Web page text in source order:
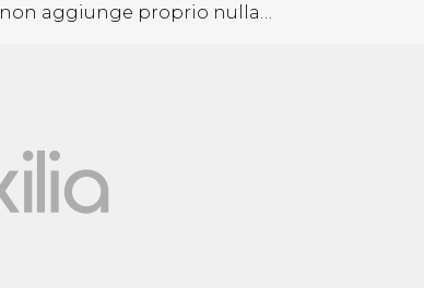
aggiunge proprio nulla…